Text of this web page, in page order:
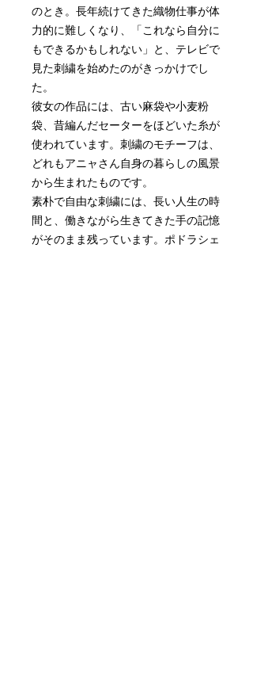
のとき。長年続けてきた織物仕事が体
力的に難しくなり、「これなら自分に
もできるかもしれない」と、テレビで
見た刺繍を始めたのがきっかけでし
た。
彼女の作品には、古い麻袋や小麦粉
袋、昔編んだセーターをほどいた糸が
使われています。刺繍のモチーフは、
どれもアニャさん自身の暮らしの風景
から生まれたものです。
素朴で自由な刺繍には、長い人生の時
間と、働きながら生きてきた手の記憶
がそのまま残っています。ポドラシェ